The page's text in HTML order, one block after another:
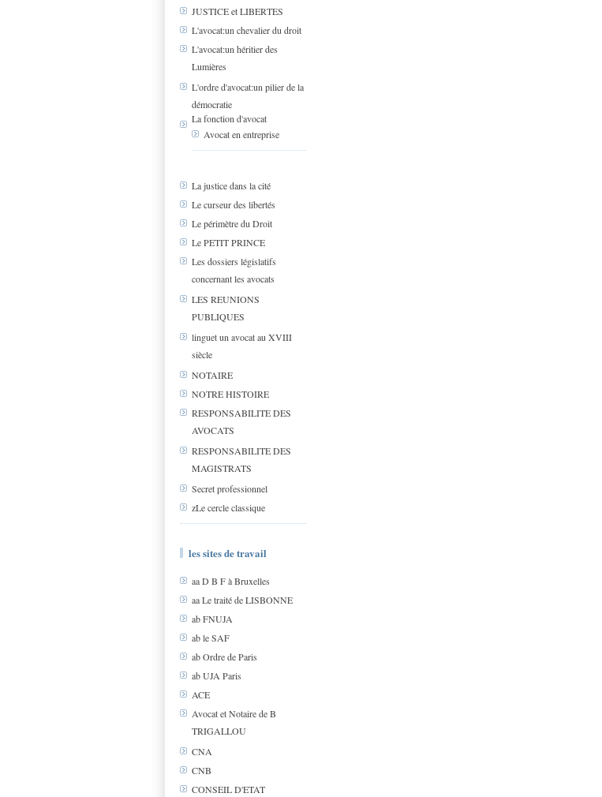
JUSTICE et LIBERTES
L'avocat:un chevalier du droit
L'avocat:un héritier des
Lumières
L'ordre d'avocat:un pilier de la
démocratie
La fonction d'avocat
Avocat en entreprise
La justice dans la cité
Le curseur des libertés
Le périmètre du Droit
Le PETIT PRINCE
Les dossiers législatifs
concernant les avocats
LES REUNIONS
PUBLIQUES
linguet un avocat au XVIII
siècle
NOTAIRE
NOTRE HISTOIRE
RESPONSABILITE DES
AVOCATS
RESPONSABILITE DES
MAGISTRATS
Secret professionnel
zLe cercle classique
les sites de travail
aa D B F à Bruxelles
aa Le traité de LISBONNE
ab FNUJA
ab le SAF
ab Ordre de Paris
ab UJA Paris
ACE
Avocat et Notaire de B
TRIGALLOU
CNA
CNB
CONSEIL D'ETAT